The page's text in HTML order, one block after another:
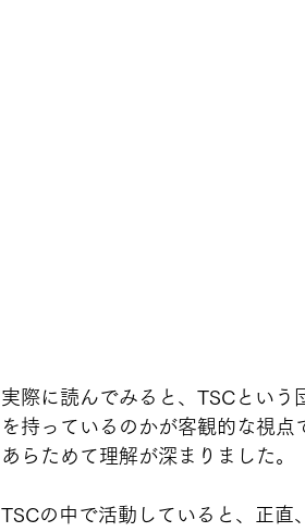
実際に読んでみると、TSCとい
を持っているのかが客観的な視
あらためて理解が深まりました。
TSCの中で活動していると、正直